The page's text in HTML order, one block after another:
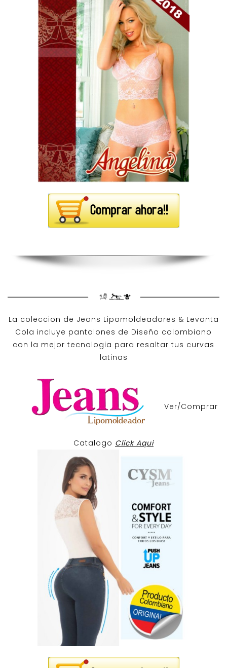
La coleccion de Jeans Lipomoldeadores & Levanta
Cola incluye pantalones de Diseño colombiano
con la mejor tecnologia para resaltar tus curvas
latinas
Ver/Comprar
Catalogo Click Aqui